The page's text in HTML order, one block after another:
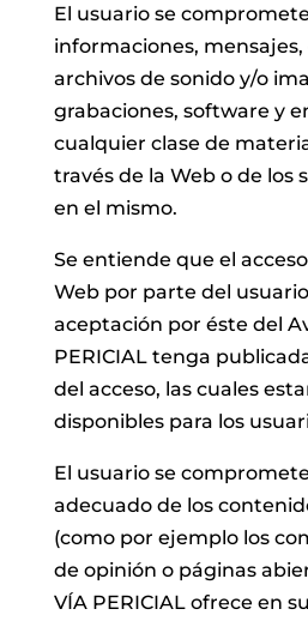
El usuario se
informaciones,
archivos de sonido y/o
grabaciones, software y
cualquier clase de
través de la Web o de los
en el mismo.
Se entiende que el
Web por parte del
aceptación por éste del
PERICIAL tenga
del acceso, las cuales
disponibles para los
El usuario se
adecuado de los
(como por ejemplo los
de opinión o páginas
VÍA PERICIAL ofrece en